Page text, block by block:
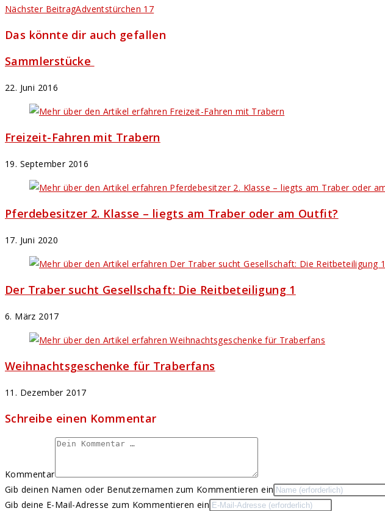
Nächster BeitragAdventstürchen 17
Das könnte dir auch gefallen
Sammlerstücke
22. Juni 2016
Freizeit-Fahren mit Trabern
19. September 2016
Pferdebesitzer 2. Klasse – liegts am Traber oder am Outfit?
17. Juni 2020
Der Traber sucht Gesellschaft: Die Reitbeteiligung 1
6. März 2017
Weihnachtsgeschenke für Traberfans
11. Dezember 2017
Schreibe einen Kommentar
Kommentar
Gib deinen Namen oder Benutzernamen zum Kommentieren ein
Gib deine E-Mail-Adresse zum Kommentieren ein